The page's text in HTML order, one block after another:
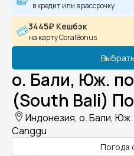
в кредит или в рассрочку
3445₽ Кешбэк
на карту CoralBonus
о. Бали, Юж.
(South Bali)
Индонезия, о. Бали,
Canggu
Погода